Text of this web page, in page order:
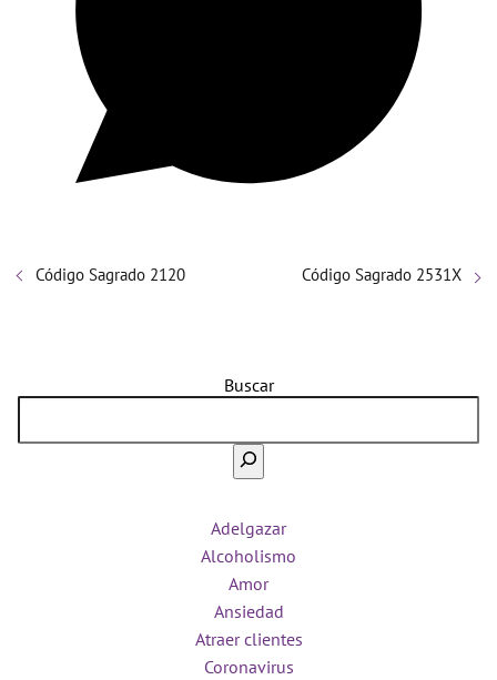
Código Sagrado 2120 Código Sagrado 2531X
Buscar
Adelgazar
Alcoholismo
Amor
Ansiedad
Atraer clientes
Coronavirus